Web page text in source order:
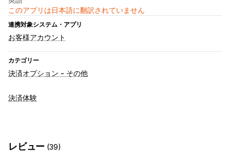
このアプリは日本語に翻訳されていません
連携対象システム・アプリ
お客様アカウント
カテゴリー
決済オプション - その他
決済体験
レビュー (39)